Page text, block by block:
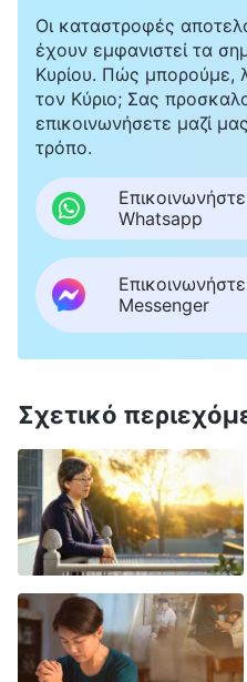
δαπανώ με προθυμία
με όρεξη τα
αν μου ανέθεσε η
σοβαρότητα και
ποτέ την ηλικία μου να
καθήκοντά μου. Έτσι,
ευλογήσει και να με
αφήσει να κουφαθώ.
κουφάθηκα; Τώρα δεν
τη φωνή του Θεού
έχω καμία ελπίδα να
τελείωσαν. Φαίνεται
πια. Εν πάση
ενενήντα και δεν ξέρω
απομείνει. Θα ζω
κάπως θα τα βολέψω».
παράπονα και την
Οι καταστροφές
έχουν εμφανιστεί τα
Κυρίου. Πώς μπορούμε,
τον Κύριο; Σας
επικοινωνήσετε μαζί
τρόπο.
Whatsapp
Messenger
Σχετικό